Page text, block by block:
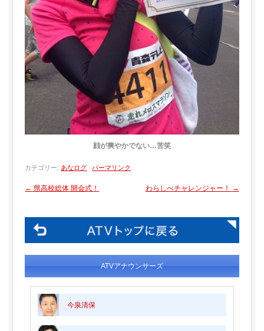
顔が爽やかでない…苦笑
カテゴリー: あなログ パーマリンク
← 県高校総体 開会式！ わらしべチャレンジャー！ →
ATVアナウンサーズ
今泉清保